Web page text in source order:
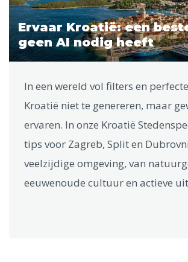
Ervaar Kroatië: een
geen AI nodig heeft
In een wereld vol filters en
Kroatië niet te genereren, maar
ervaren. In onze Kroatië
tips voor Zagreb, Split en
veelzijdige omgeving, van
eeuwenoude cultuur en actieve